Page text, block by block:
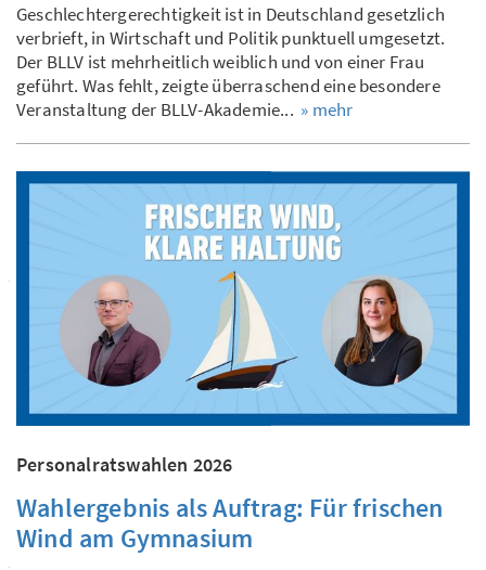
Geschlechtergerechtigkeit ist in Deutschland gesetzlich
verbrieft, in Wirtschaft und Politik punktuell umgesetzt.
Der BLLV ist mehrheitlich weiblich und von einer Frau
geführt. Was fehlt, zeigte überraschend eine besondere
Veranstaltung der BLLV-Akademie... » mehr
Personalratswahlen 2026
Wahlergebnis als Auftrag: Für frischen
Wind am Gymnasium